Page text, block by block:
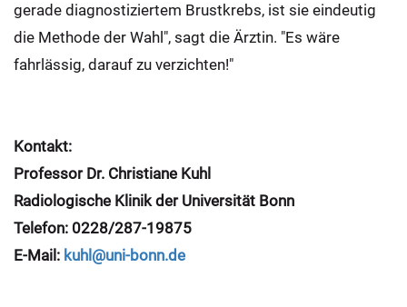
gerade diagnostiziertem Brustkrebs, ist sie eindeutig
die Methode der Wahl", sagt die Ärztin. "Es wäre
fahrlässig, darauf zu verzichten!"
Kontakt:
Professor Dr. Christiane Kuhl
Radiologische Klinik der Universität Bonn
Telefon: 0228/287-19875
E-Mail: kuhl@uni-bonn.de